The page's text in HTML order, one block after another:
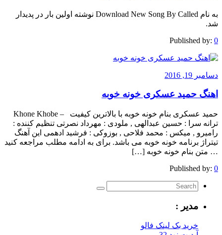
به نام Download New Song By Called نوشته اولین بار در پدیدار
شد.
Published by: 0
دسامبر 19, 2016
اهنگ حمید عسکری خونه خوبه
حمید عسکری بنام خونه خوبه با بالاترین کیفیت – Khone Khobe
ترانه سرا : حسین عبدالهی , ملودی : مهرداد نصرتی تنظیم کننده :
رامیرو , میکس : محمد فلاحی , بوزوکی : فرشید ادهمی این آهنگ
تیتراژ برنامه خونه خوبه می باشد. برای به ادامه مطلب مراجعه کنید
… متن بنام خونه خوبه […]
Published by: 0
مدیر :
خرید بک لینک فالو